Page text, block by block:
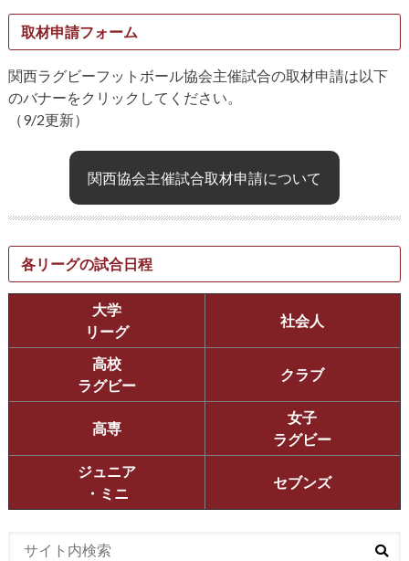
取材申請フォーム
関西ラグビーフットボール協会主催試合の取材申請は以下
のバナーをクリックしてください。
（9/2更新）
関西協会主催試合取材申請について
各リーグの試合日程
大学
リーグ
社会人
高校
ラグビー
クラブ
高専
女子
ラグビー
ジュニア
・ミニ
セブンズ